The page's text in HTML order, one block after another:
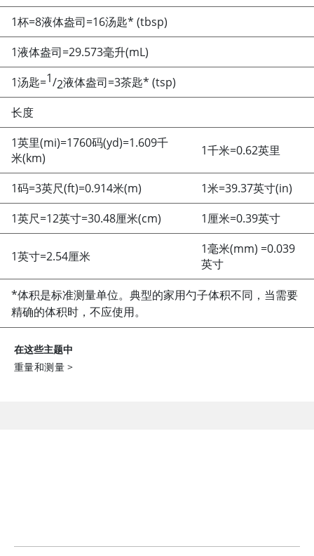
1杯=8液体盎司=16汤匙* (tbsp)
1液体盎司=29.573毫升(mL)
1汤匙=1/2液体盎司=3茶匙* (tsp)
长度
1英里(mi)=1760码(yd)=1.609千
米(km)
1千米=0.62英里
1码=3英尺(ft)=0.914米(m) 1米=39.37英寸(in)
1英尺=12英寸=30.48厘米(cm) 1厘米=0.39英寸
1英寸=2.54厘米 1毫米(mm) =0.039
英寸
*体积是标准测量单位。典型的家用勺子体积不同，当需要
精确的体积时，不应使用。
在这些主题中
重量和测量 >